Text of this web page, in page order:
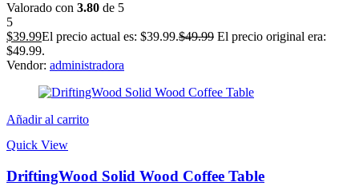
Valorado con 3.80 de 5
5
$39.99El precio actual es: $39.99.$49.99 El precio original era:
$49.99.
Vendor: administradora
Añadir al carrito
Quick View
DriftingWood Solid Wood Coffee Table